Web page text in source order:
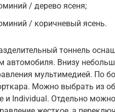
/ дерево ясеня;
/ коричневый ясень.
тоннель
автомобиля. Внизу
мультимедией. По
Можно выбрать из
и Individual. Отдельно